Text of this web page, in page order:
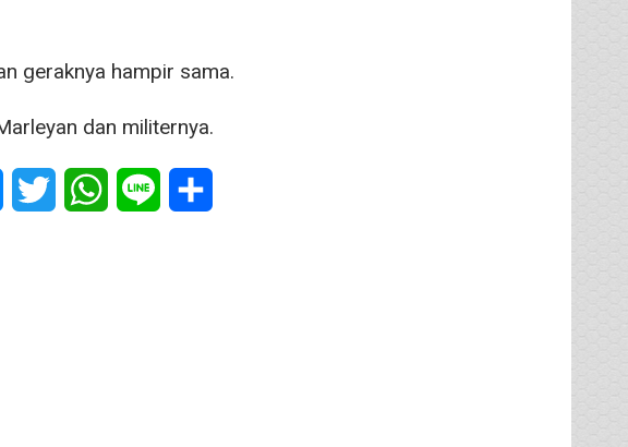
geraknya hampir sama.
dan militernya.
Messenger
Twitter WhatsApp
Line